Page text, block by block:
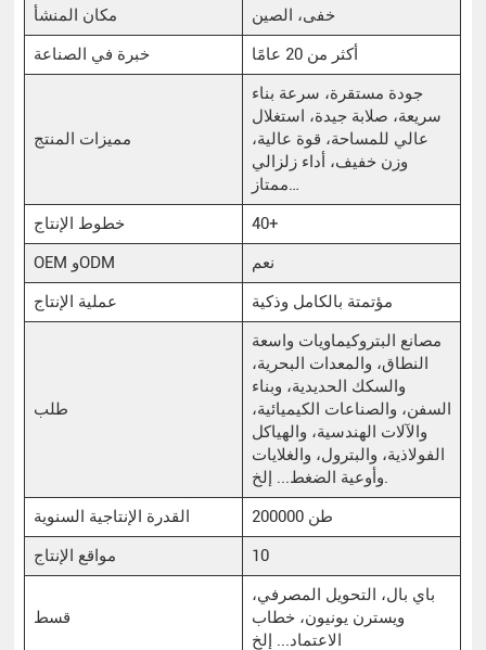
مكان المنشأ
خفى، الصين
خبرة في الصناعة
أكثر من 20 عامًا
مميزات المنتج
جودة مستقرة، سرعة بناء
سريعة، صلابة جيدة، استغلال
عالي للمساحة، قوة عالية،
وزن خفيف، أداء زلزالي
خطوط الإنتاج
40+
OEM وODM
نعم
عملية الإنتاج
مؤتمتة بالكامل وذكية
طلب
مصانع البتروكيماويات واسعة
النطاق، والمعدات البحرية،
والسكك الحديدية، وبناء
السفن، والصناعات الكيميائية،
والآلات الهندسية، والهياكل
الفولاذية، والبترول، والغلايات
القدرة الإنتاجية السنوية
200000 طن
مواقع الإنتاج
10
قسط
باي بال، التحويل المصرفي،
ويسترن يونيون، خطاب
الاعتماد... إلخ